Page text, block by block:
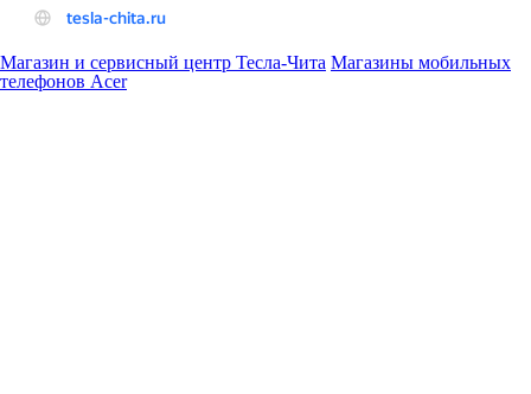
Магазин и сервисный центр Тесла-Чита Магазины мобильных
телефонов Acer